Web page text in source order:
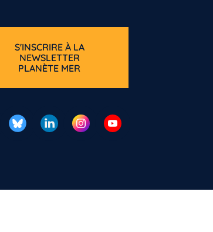
S'INSCRIRE À LA
NEWSLETTER
PLANÈTE MER